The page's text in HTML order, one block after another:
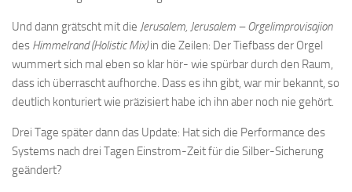
Und dann grätscht mit die Jerusalem, Jerusalem – Orgelimprovisajion
des Himmelrand (Holistic Mix)in die Zeilen: Der Tiefbass der Orgel
wummert sich mal eben so klar hör- wie spürbar durch den Raum,
dass ich überrascht aufhorche. Dass es ihn gibt, war mir bekannt, so
deutlich konturiert wie präzisiert habe ich ihn aber noch nie gehört.
Drei Tage später dann das Update: Hat sich die Performance des
Systems nach drei Tagen Einstrom-Zeit für die Silber-Sicherung
geändert?